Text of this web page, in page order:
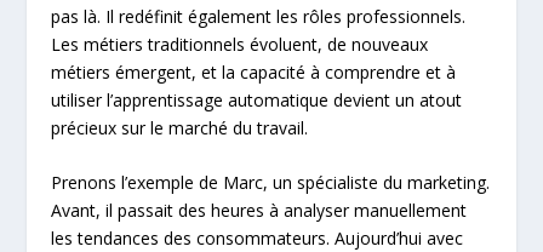
pas là. Il redéfinit également les rôles professionnels.
Les métiers traditionnels évoluent, de nouveaux
métiers émergent, et la capacité à comprendre et à
utiliser l’apprentissage automatique devient un atout
précieux sur le marché du travail.
Prenons l’exemple de Marc, un spécialiste du marketing.
Avant, il passait des heures à analyser manuellement
les tendances des consommateurs. Aujourd’hui avec